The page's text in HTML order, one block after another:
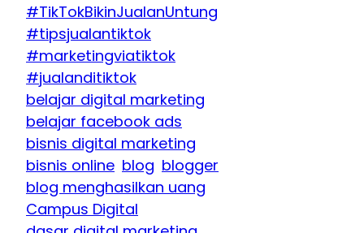
#TikTokBikinJualanUntung
#tipsjualantiktok
#marketingviatiktok
#jualanditiktok
belajar digital marketing
belajar facebook ads
bisnis digital marketing
bisnis online blog blogger
blog menghasilkan uang
Campus Digital